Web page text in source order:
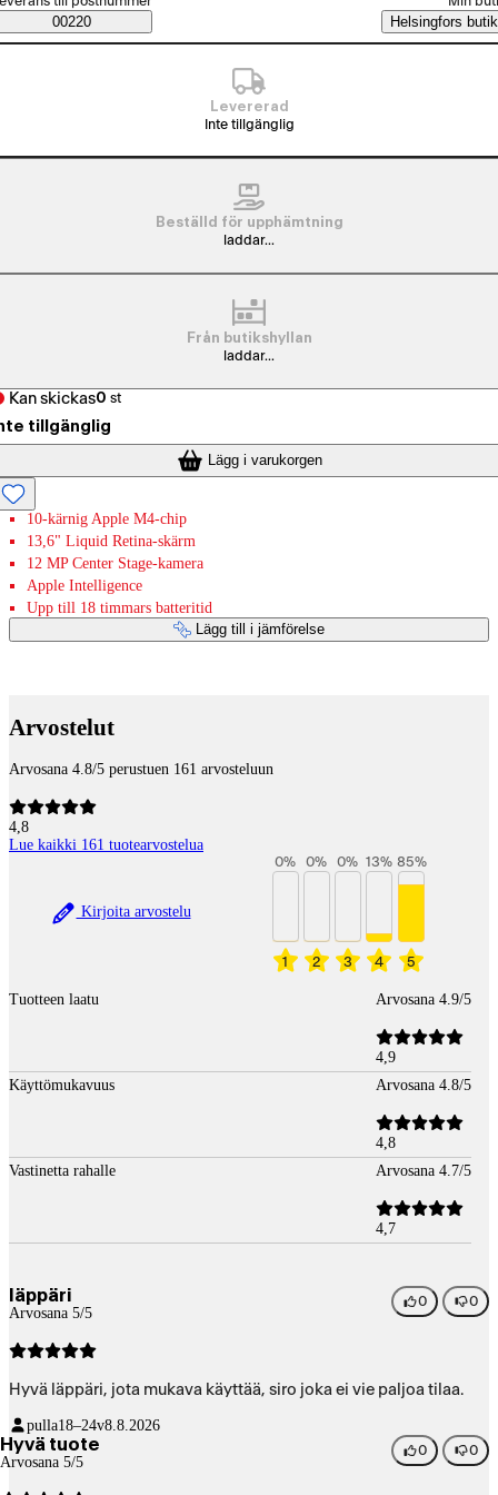
Saatavuustiedot
00220 Helsingfors butik
Levererad
Inte tillgänglig
Beställd för upphämtning
laddar...
Från butikshyllan
laddar...
Kan skickas0 st
tillgänglig
Lägg i varukorgen
10-kärnig Apple M4-chip
13,6" Liquid Retina-skärm
12 MP Center Stage-kamera
Apple Intelligence
Upp till 18 timmars batteritid
Lägg till i jämförelse
Arvostelut
Arvosana 4.8/5 perustuen 161 arvosteluun
4,8
Lue kaikki 161 tuotearvostelua
Kirjoita arvostelu
1
0%
2
0%
3
0%
4
13%
5
85%
Tuotteen laatu Arvosana 4.9/5
4,9
Käyttömukavuus
Arvosana 4.8/5
4,8
Vastinetta rahalle
Arvosana 4.7/5
4,7
läppäri
Arvosana 5/5
0 0
Hyvä läppäri, jota mukava käyttää, siro joka ei vie paljoa tilaa.
pulla18–24v8.8.2026
Hyvä tuote
Arvosana 5/5
0 0